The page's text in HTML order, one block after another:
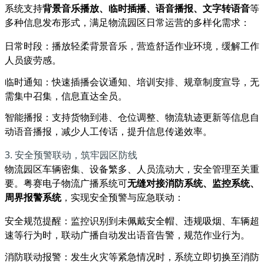
系统支持背景音乐播放、临时插播、语音播报、文字转语音等
多种信息发布形式，满足物流园区日常运营的多样化需求：
日常时段：播放轻柔背景音乐，营造舒适作业环境，缓解工作
人员疲劳感。
临时通知：快速插播会议通知、培训安排、规章制度宣导，无
需集中召集，信息直达全员。
智能播报：支持货物到港、仓位调整、物流轨迹更新等信息自
动语音播报，减少人工传话，提升信息传递效率。
3. 安全预警联动，筑牢园区防线
物流园区车辆密集、设备繁多、人员流动大，安全管理至关重
要。粤赛电子物流广播系统可无缝对接消防系统、监控系统、
周界报警系统，实现安全预警与应急联动：
安全规范提醒：监控识别到未佩戴安全帽、违规吸烟、车辆超
速等行为时，联动广播自动发出语音告警，规范作业行为。
消防联动报警：发生火灾等紧急情况时，系统立即切换至消防